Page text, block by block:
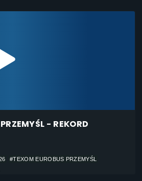
- REKORD
#TEXOM EUROBUS PRZEMYŚL